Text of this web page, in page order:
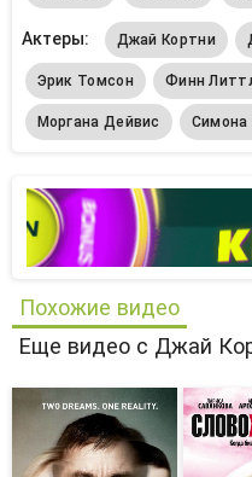
Актеры: Джай Кортни
Эрик Томсон Финн
Моргана Дейвис Симона
Похожие видео
Еще видео с Джай